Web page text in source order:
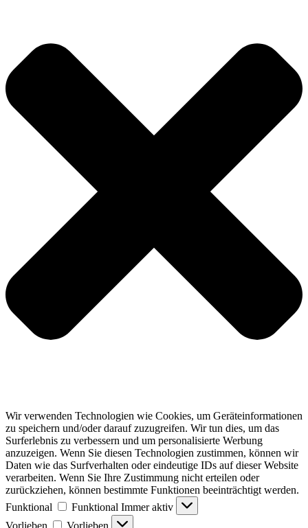
Wir verwenden Technologien wie Cookies, um Geräteinformationen
zu speichern und/oder darauf zuzugreifen. Wir tun dies, um das
Surferlebnis zu verbessern und um personalisierte Werbung
anzuzeigen. Wenn Sie diesen Technologien zustimmen, können wir
Daten wie das Surfverhalten oder eindeutige IDs auf dieser Website
verarbeiten. Wenn Sie Ihre Zustimmung nicht erteilen oder
zurückziehen, können bestimmte Funktionen beeinträchtigt werden.
Funktional
Funktional Immer aktiv